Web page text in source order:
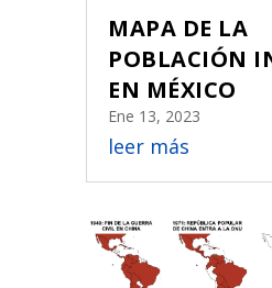
MAPA DE LA
POBLACIÓN
EN MÉXICO
Ene 13, 2023
leer más